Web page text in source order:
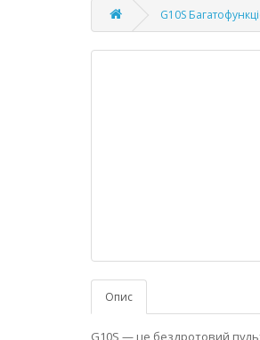
G10S
Опис
G10S — це бездротовий